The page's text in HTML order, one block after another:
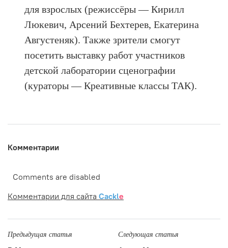
для взрослых (режиссёры — Кирилл
Люкевич, Арсений Бехтерев, Екатерина
Августеняк). Также зрители смогут
посетить выставку работ участников
детской лаборатории сценографии
(кураторы — Креативные классы ТАК).
Комментарии
Comments are disabled
Комментарии для сайта Cackle
Предыдущая статья Следующая статья